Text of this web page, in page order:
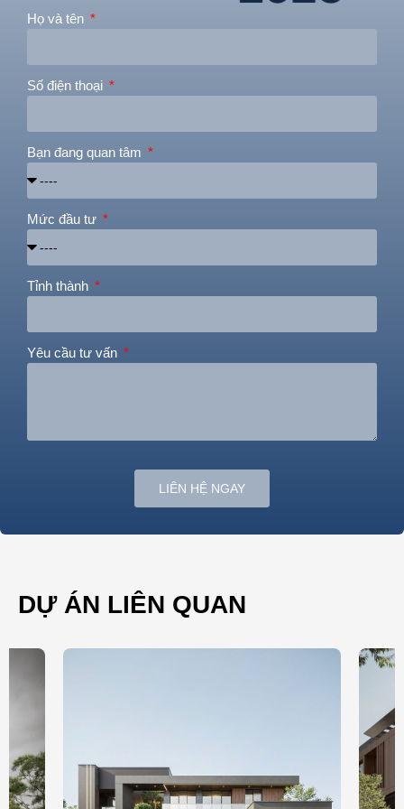
Họ và tên
Số điện thoại
Bạn đang quan tâm
Mức đầu tư
Tỉnh thành
Yêu cầu tư vấn
LIÊN HỆ NGAY
DỰ ÁN LIÊN QUAN